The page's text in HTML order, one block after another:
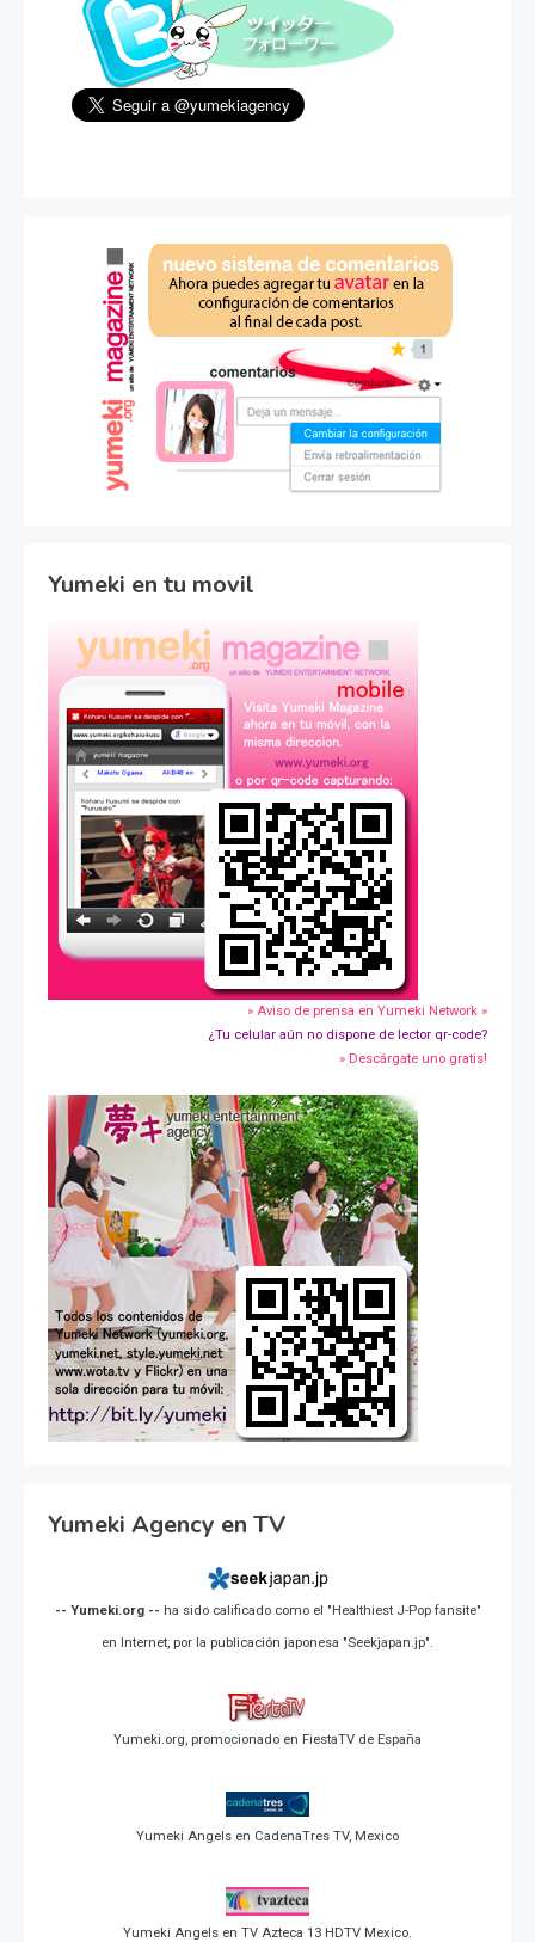
Yumeki en tu movil
» Aviso de prensa en Yumeki Network »
¿Tu celular aún no dispone de lector qr-code?
» Descárgate uno gratis!
Yumeki Agency en TV
-- Yumeki.org -- ha sido calificado como el "Healthiest J-Pop fansite"
en Internet, por la publicación japonesa "Seekjapan.jp".
Yumeki.org, promocionado en FiestaTV de España
Yumeki Angels en CadenaTres TV, Mexico
Yumeki Angels en TV Azteca 13 HDTV Mexico.